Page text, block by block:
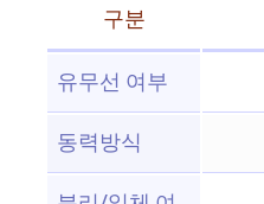
구분
유무선 여부
동력방식